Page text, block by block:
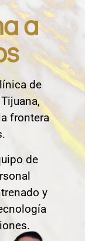
a
de
frontera
de
y